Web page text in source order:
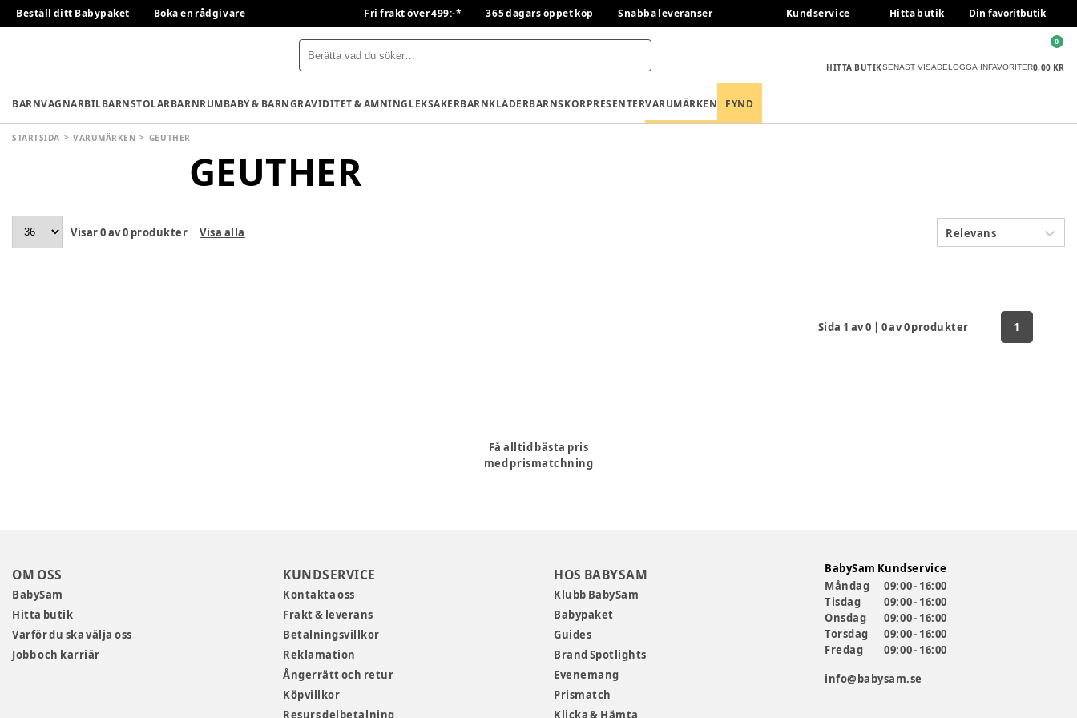
Beställ ditt Babypaket Boka en rådgivare Fri frakt över 499:-* 365 dagars öppet köp Snabba leveranser Kundservice Hitta butik Din favoritbutik
HITTA BUTIKSENAST VISADELOGGA INFAVORITER0,00 KR
0
BARNVAGNARBILBARNSTOLARBARNRUMBABY & BARNGRAVIDITET & AMNINGLEKSAKERBARNKLÄDERBARNSKORPRESENTERVARUMÄRKEN FYND
STARTSIDA VARUMÄRKEN GEUTHER
GEUTHER
Visar0av0 produkter Visa alla Relevans
Sida 1 av0 | 0av0produkter 1
Få alltid bästa pris
med prismatchning
OM OSS
BabySam
Hitta butik
Varför du ska välja oss
Jobb och karriär
KUNDSERVICE
Kontakta oss
Frakt & leverans
Betalningsvillkor
Reklamation
Ångerrätt och retur
Köpvillkor
Resurs delbetalning
HOS BABYSAM
Klubb BabySam
Babypaket
Guides
Brand Spotlights
Evenemang
Prismatch
Klicka & Hämta
BabySam Kundservice
Måndag
09:00 - 16:00
Tisdag
09:00 - 16:00
Onsdag
09:00 - 16:00
Torsdag
09:00 - 16:00
Fredag
09:00 - 16:00
info@babysam.se